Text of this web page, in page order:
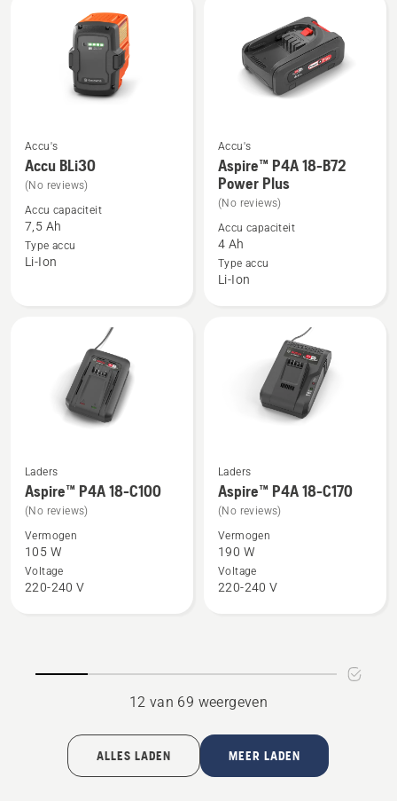
Bekijk
meer
over
Accu
BLi30
Accu's
Accu BLi30
(No reviews)
Accu capaciteit
7,5 Ah
Type accu
Li-Ion
Bekijk
meer
details
over
Aspire™
P4A
18-
Accu's
Aspire™ P4A 18-B72
Power Plus
(No reviews)
Accu capaciteit
4 Ah
Type accu
Li-Ion
Bekijk
meer
details
over
Aspire™
P4A
Laders
Aspire™ P4A 18-C100
(No reviews)
Vermogen
105 W
Voltage
220-240 V
Bekijk
meer
details
over
Aspire™
P4A
Laders
Aspire™ P4A 18-C170
(No reviews)
Vermogen
190 W
Voltage
220-240 V
12 van 69 weergeven
ALLES LADEN MEER LADEN